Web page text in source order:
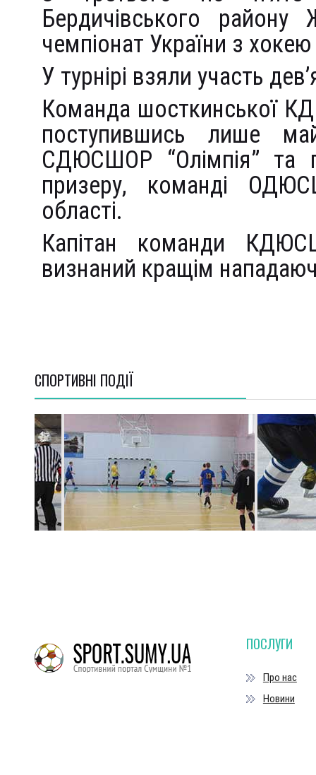
Бердичівського району
чемпіонат України з
У турнірі взяли участь
Команда шосткинської
поступившись лише
СДЮСШОР “Олімпія” та
призеру, команді
області.
Капітан команди
визнаний кращім
СПОРТИВНI ПОДІЇ
ПОСЛУГИ
Про нас
Новини